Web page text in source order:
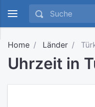
Home Länder
Uhrzeit in